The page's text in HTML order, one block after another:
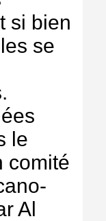
si bien
se
le
comité
Al